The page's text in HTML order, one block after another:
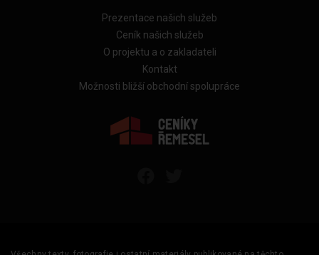
Prezentace našich služeb
Ceník našich služeb
O projektu a o zakladateli
Kontakt
Možnosti bližší obchodní spolupráce